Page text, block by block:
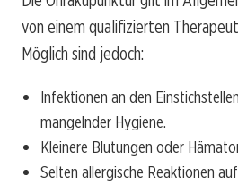
von einem qualifizierten
Möglich sind jedoch:
Infektionen an den
mangelnder Hygiene.
Kleinere Blutungen oder
Selten allergische Reaktionen